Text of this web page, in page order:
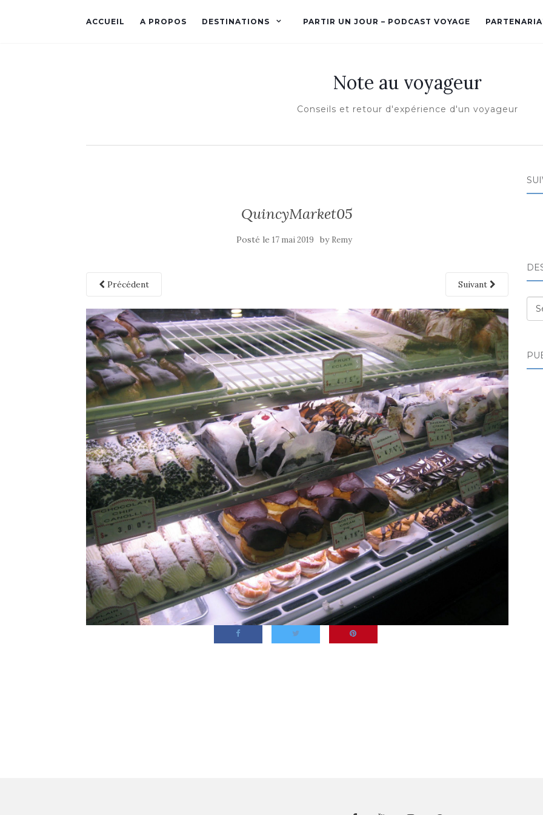
ACCUEIL A PROPOS DESTINATIONS PARTIR UN JOUR – PODCAST VOYAGE
Note au voyageur
Conseils et retour d'expérience d'un voyageur
QuincyMarket05
Posté le 17 mai 2019 by Remy
Précédent Suivant